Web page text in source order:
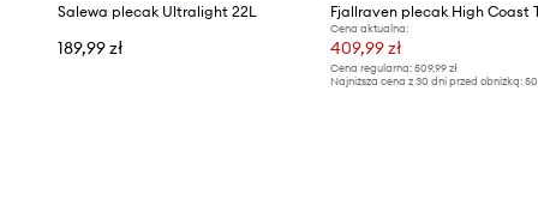
Salewa plecak Ultralight 22L
189,99 zł
Cena aktualna:
409,99 zł
Cena regularna:509,99 zł
Najniższa cena z 30 dni przed obniżką: